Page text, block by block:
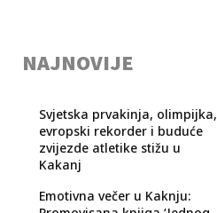
NAJNOVIJE
Svjetska prvakinja, olimpijka,
evropski rekorder i buduće
zvijezde atletike stižu u
Kakanj
Emotivna večer u Kaknju: